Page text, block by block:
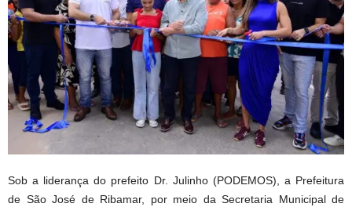
Sob a liderança do prefeito Dr. Julinho (PODEMOS), a Prefeitura
de São José de Ribamar, por meio da Secretaria Municipal de